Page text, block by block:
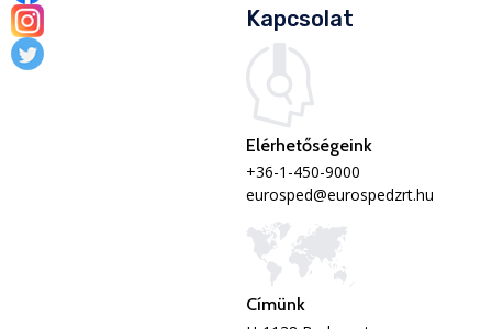
Kapcsolat
Elérhetőségeink
+36-1-450-9000
eurosped@eurospedzrt.hu
Címünk